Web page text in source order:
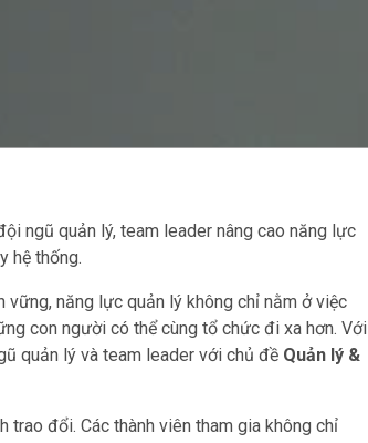
ngũ quản lý, team leader nâng cao năng lực
hệ thống.
vững, năng lực quản lý không chỉ nằm ở việc
con người có thể cùng tổ chức đi xa hơn. Với
quản lý và team leader với chủ đề Quản lý &
trao đổi. Các thành viên tham gia không chỉ